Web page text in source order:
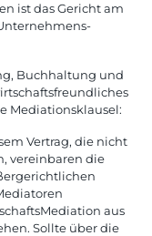
ist das Gericht am
Buchhaltung und
Mediationsklausel:
Vertrag, die nicht
vereinbaren die
aus
Sollte über die